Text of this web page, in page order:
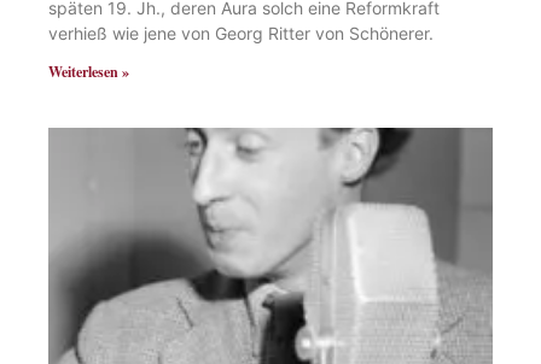
späten 19. Jh., deren Aura solch eine Reformkraft
verhieß wie jene von Georg Ritter von Schönerer.
Weiterlesen »